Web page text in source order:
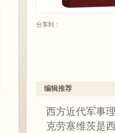
分享到：
编辑推荐
西方近代军事
克劳塞维茨是